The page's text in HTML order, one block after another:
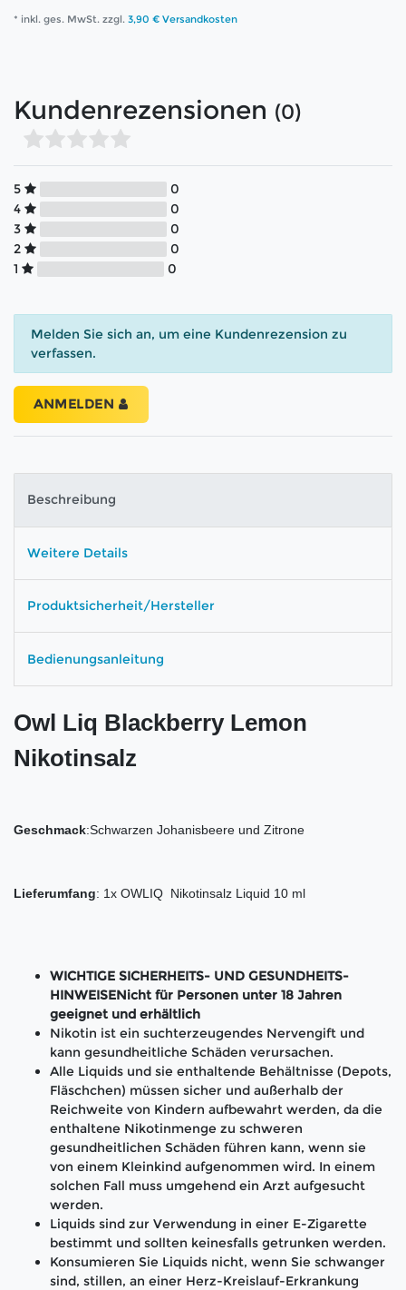
* inkl. ges. MwSt. zzgl. 3,90 € Versandkosten
Kundenrezensionen (0)
5
0
4
0
3
0
2
0
1
0
Melden Sie sich an, um eine Kundenrezension zu
verfassen.
ANMELDEN
Beschreibung
Weitere Details
Produktsicherheit/Hersteller
Bedienungsanleitung
Owl Liq Blackberry Lemon
Nikotinsalz
Geschmack:Schwarzen Johanisbeere und Zitrone
Lieferumfang: 1x OWLIQ Nikotinsalz Liquid 10 ml
WICHTIGE SICHERHEITS- UND GESUNDHEITS-
HINWEISENicht für Personen unter 18 Jahren
geeignet und erhältlich
Nikotin ist ein suchterzeugendes Nervengift und
kann gesundheitliche Schäden verursachen.
Alle Liquids und sie enthaltende Behältnisse (Depots,
Fläschchen) müssen sicher und außerhalb der
Reichweite von Kindern aufbewahrt werden, da die
enthaltene Nikotinmenge zu schweren
gesundheitlichen Schäden führen kann, wenn sie
von einem Kleinkind aufgenommen wird. In einem
solchen Fall muss umgehend ein Arzt aufgesucht
werden.
Liquids sind zur Verwendung in einer E-Zigarette
bestimmt und sollten keinesfalls getrunken werden.
Konsumieren Sie Liquids nicht, wenn Sie schwanger
sind, stillen, an einer Herz-Kreislauf-Erkrankung